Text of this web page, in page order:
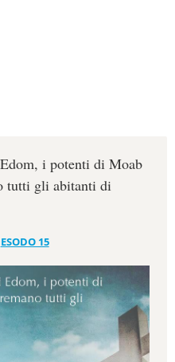
i potenti di Moab
tutti gli abitanti di
ESODO 15